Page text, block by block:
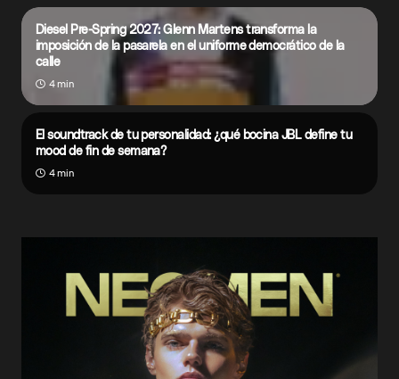
Diesel Pre-Spring 2027: Glenn Martens transforma la
imposición de la pasarela en el uniforme democrático de la
calle
4 min
El soundtrack de tu personalidad: ¿qué bocina JBL define tu
mood de fin de semana?
4 min